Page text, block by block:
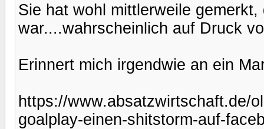
Sie hat wohl mittlerweile
war....wahrscheinlich auf Druck
Erinnert mich irgendwie an ein
https://www.absatzwirtschaft.de/
goalplay-einen-shitstorm-auf-